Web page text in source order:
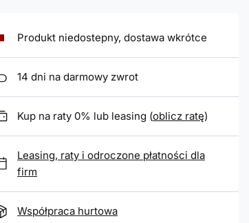
Produkt niedostepny, dostawa wkrótce
14 dni na darmowy zwrot
Kup na raty 0% lub leasing (oblicz ratę)
Leasing, raty i odroczone płatności dla
firm
Współpraca hurtowa